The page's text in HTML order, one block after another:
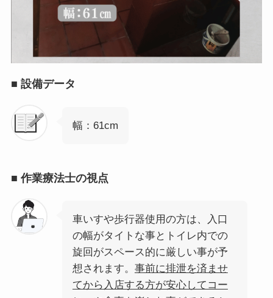
■ 設備データ
幅：61cm
■ 作業療法士の視点
車いすや歩行器使用の方は、入口
の幅がタイトな事とトイレ内での
旋回がスペース的に厳しい事が予
想されます。 事前に排泄を済ませ
てから入店する方が安心してコー